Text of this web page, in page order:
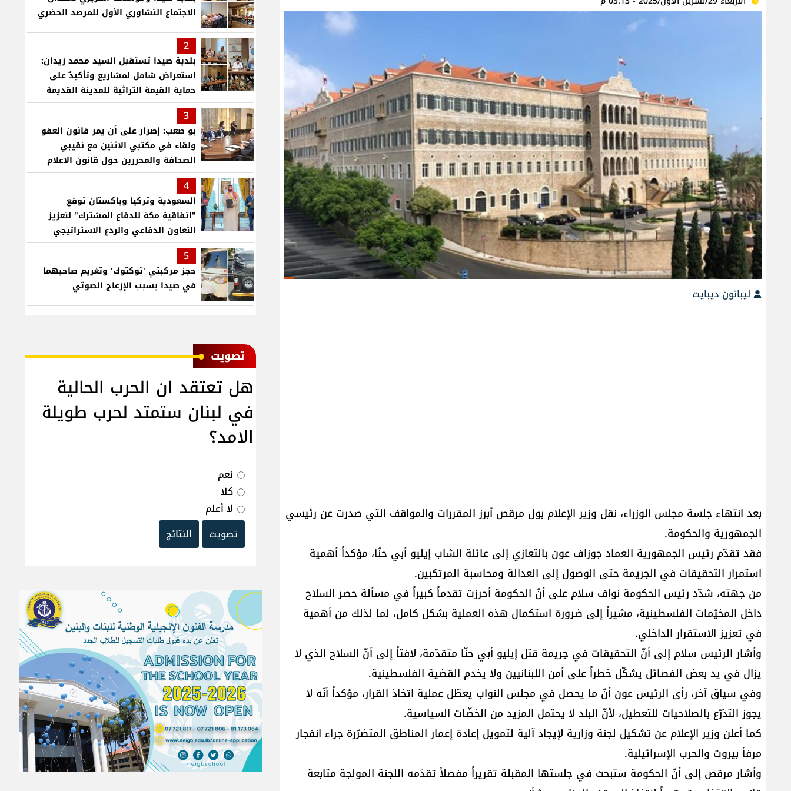
ليبانون ديبايت
بعد انتهاء جلسة مجلس الوزراء، نقل وزير الإعلام بول مرقص أبرز المقررات والمواقف التي صدرت عن رئيسي
الجمهورية والحكومة.
فقد تقدّم رئيس الجمهورية العماد جوزاف عون بالتعازي إلى عائلة الشاب إيليو أبي حنّا، مؤكداً أهمية
استمرار التحقيقات في الجريمة حتى الوصول إلى العدالة ومحاسبة المرتكبين.
من جهته، شدّد رئيس الحكومة نواف سلام على أنّ الحكومة أحرزت تقدماً كبيراً في مسألة حصر السلاح
داخل المخيّمات الفلسطينية، مشيراً إلى ضرورة استكمال هذه العملية بشكل كامل، لما لذلك من أهمية
في تعزيز الاستقرار الداخلي.
وأشار الرئيس سلام إلى أنّ التحقيقات في جريمة قتل إيليو أبي حنّا متقدّمة، لافتاً إلى أنّ السلاح الذي لا
يزال في يد بعض الفصائل يشكّل خطراً على أمن اللبنانيين ولا يخدم القضية الفلسطينية.
وفي سياق آخر، رأى الرئيس عون أنّ ما يحصل في مجلس النواب يعطّل عملية اتخاذ القرار، مؤكداً أنّه لا
يجوز التذرّع بالصلاحيات للتعطيل، لأنّ البلد لا يحتمل المزيد من الخضّات السياسية.
كما أعلن وزير الإعلام عن تشكيل لجنة وزارية لإيجاد آلية لتمويل إعادة إعمار المناطق المتضرّرة جراء انفجار
مرفأ بيروت والحرب الإسرائيلية.
وأشار مرقص إلى أنّ الحكومة ستبحث في جلستها المقبلة تقريراً مفصلاً تقدّمه اللجنة المولجة متابعة
الاجتماع التشاوري الأول للمرصد الحضري
2
بلدية صيدا تستقبل السيد محمد زيدان:
استعراض شامل لمشاريع وتأكيدٌ على
حماية القيمة التراثية للمدينة القديمة
3
بو صعب: إصرار على أن يمر قانون العفو
ولقاء في مكتبي الاثنين مع نقيبي
الصحافة والمحررين حول قانون الاعلام
4
السعودية وتركيا وباكستان توقع
"اتفاقية مكة للدفاع المشترك" لتعزيز
التعاون الدفاعي والردع الاستراتيجي
5
حجز مركبتي 'توكتوك' وتغريم صاحبهما
في صيدا بسبب الإزعاج الصوتي
ﺗﺼﻮﻳﺖ
هل تعتقد ان الحرب الحالية
في لبنان ستمتد لحرب طويلة
الامد؟
نعم
كلا
لا أعلم
تصويت
النتائج